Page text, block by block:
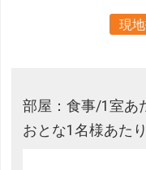
現
部屋：食事/1室あ
おとな1名様あた